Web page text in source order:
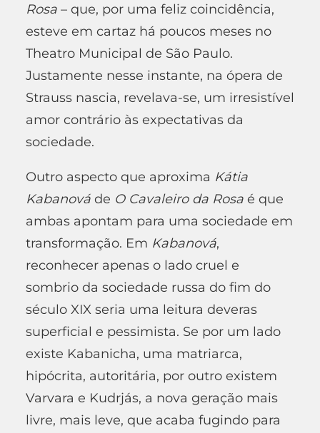
Rosa – que, por uma feliz coincidência,
esteve em cartaz há poucos meses no
Theatro Municipal de São Paulo.
Justamente nesse instante, na ópera de
Strauss nascia, revelava-se, um irresistível
amor contrário às expectativas da
sociedade.
Outro aspecto que aproxima Kátia
Kabanová de O Cavaleiro da Rosa é que
ambas apontam para uma sociedade em
transformação. Em Kabanová,
reconhecer apenas o lado cruel e
sombrio da sociedade russa do fim do
século XIX seria uma leitura deveras
superficial e pessimista. Se por um lado
existe Kabanicha, uma matriarca,
hipócrita, autoritária, por outro existem
Varvara e Kudrjás, a nova geração mais
livre, mais leve, que acaba fugindo para